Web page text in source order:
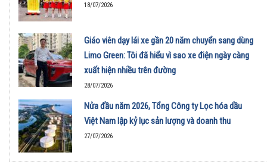
18/07/2026
Giáo viên dạy lái xe gần 20 năm chuyển sang dùng
Limo Green: Tôi đã hiểu vì sao xe điện ngày càng
xuất hiện nhiều trên đường
28/07/2026
Nửa đầu năm 2026, Tổng Công ty Lọc hóa dầu
Việt Nam lập kỷ lục sản lượng và doanh thu
27/07/2026